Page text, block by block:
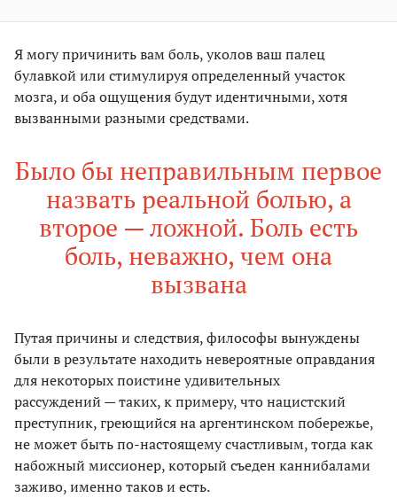
Я могу причинить вам боль, уколов ваш палец
булавкой или стимулируя определенный участок
мозга, и оба ощущения будут идентичными, хотя
вызванными разными средствами.
Было бы неправильным первое
назвать реальной болью, а
второе — ложной. Боль есть
боль, неважно, чем она
вызвана
Путая причины и следствия, философы вынуждены
были в результате находить невероятные оправдания
для некоторых поистине удивительных
рассуждений — таких, к примеру, что нацистский
преступник, греющийся на аргентинском побережье,
не может быть по-настоящему счастливым, тогда как
набожный миссионер, который съеден каннибалами
заживо, именно таков и есть.